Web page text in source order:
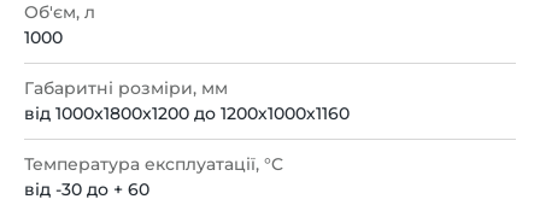
Об'єм, л
1000
Габаритні розміри, мм
від 1000x1800x1200 до 1200х1000х1160
Температура експлуатації, °C
від -30 до + 60